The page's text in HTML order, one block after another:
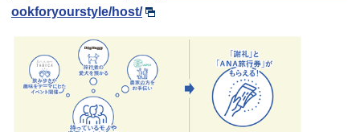
ookforyourstyle/host/